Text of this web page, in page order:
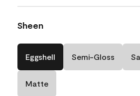
Sheen
Eggshell Semi-Gloss
Matte